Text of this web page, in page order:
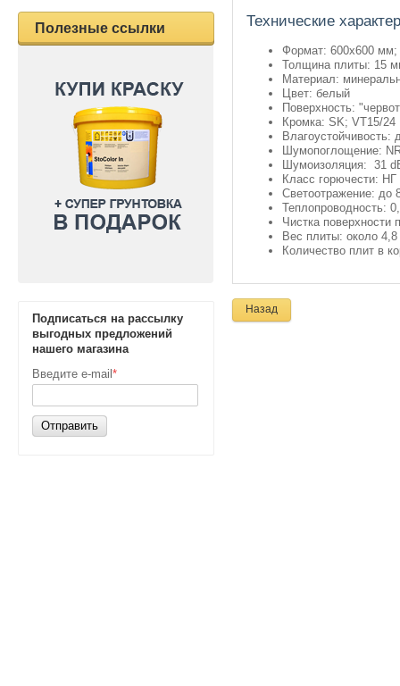
Полезные ссылки
Подписаться на рассылку
выгодных предложений
нашего магазина
Введите e-mail *
Отправить
Технические
Формат: 600х600 мм;
Толщина плиты: 15
Материал:
Цвет: белый
Поверхность:
Кромка: SK; VT15/24
Влагоустойчивость:
Шумопоглощение:
Шумоизоляция: 31
Класс горючести: НГ
Светоотражение: до
Теплопроводность:
Чистка поверхности
Вес плиты: около 4,8
Количество плит в
Назад